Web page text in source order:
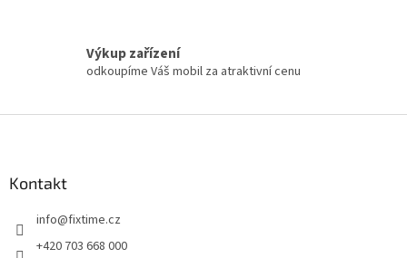
Výkup zařízení
odkoupíme Váš mobil za atraktivní cenu
Kontakt
info@fixtime.cz
+420 703 668 000